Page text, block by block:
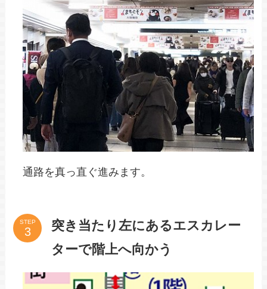
通路を真っ直ぐ進みます。
STEP
突き当たり左にあるエスカレー
ターで階上へ向かう